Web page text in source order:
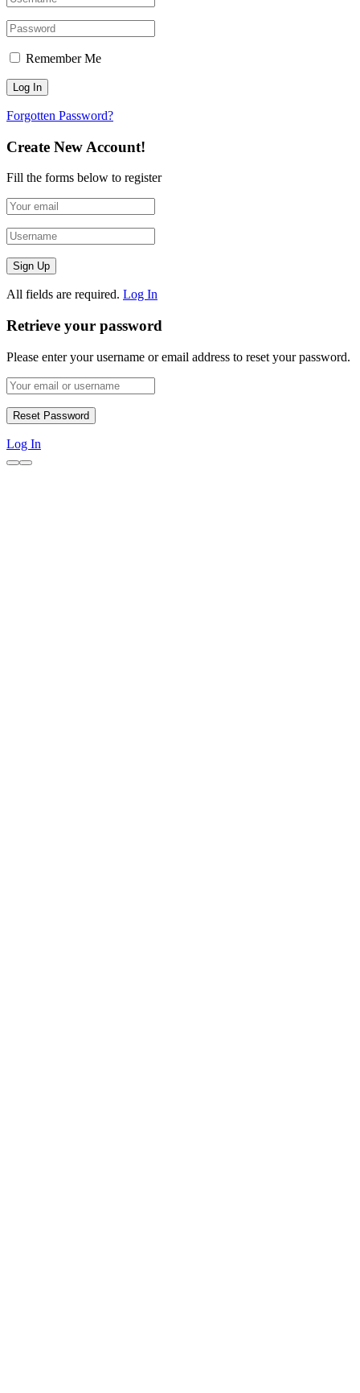
Remember Me
Forgotten Password?
Create New Account!
Fill the forms below to register
All fields are required. Log In
Retrieve your password
Please enter your username or email address to reset your password.
Log In